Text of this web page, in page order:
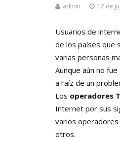
admin 12 de
Usuarios de
de los países que
varias personas
Aunque aún no
a raíz de un
Los operadores
Internet por sus
varios operadores
otros.